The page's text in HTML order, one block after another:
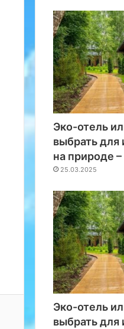
Эко-отель
выбрать для
на природе
25.03.2025
Эко-отель
выбрать для